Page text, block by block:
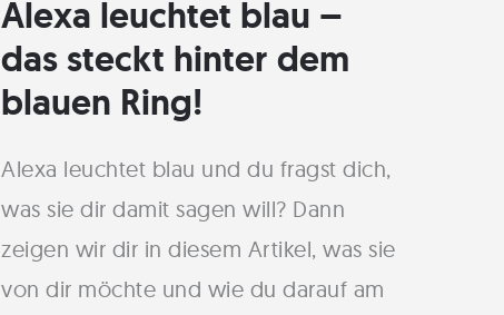
Alexa leuchtet blau –
das steckt hinter dem
blauen Ring!
Alexa leuchtet blau und du fragst dich,
was sie dir damit sagen will? Dann
zeigen wir dir in diesem Artikel, was sie
von dir möchte und wie du darauf am